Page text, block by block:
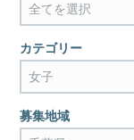
カテゴリー
募集地域